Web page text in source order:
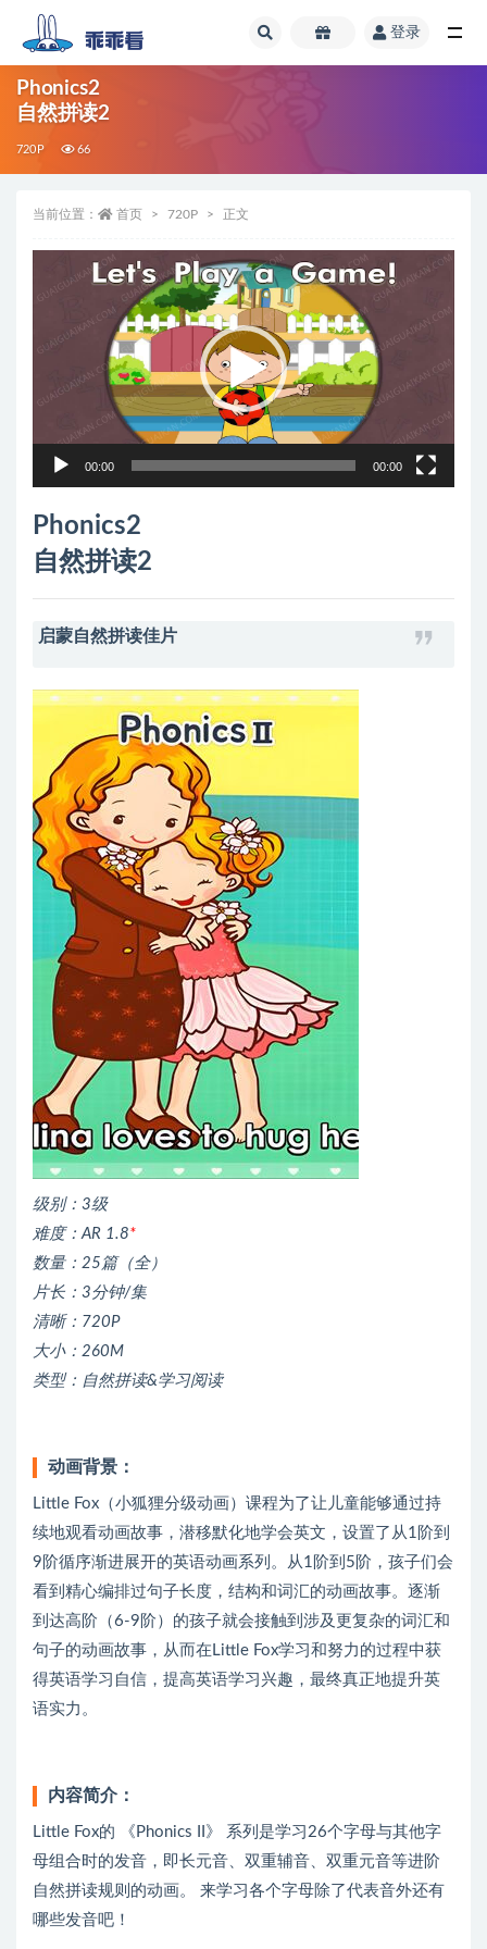
登录
Phonics2
自然拼读2
720P 66
当前位置： 首页 720P 正文
00:00 00:00
Phonics2
自然拼读2
启蒙自然拼读佳片
级别：3级
难度：AR 1.8*
数量：25篇（全）
片长：3分钟/集
清晰：720P
大小：260M
类型：自然拼读&学习阅读
动画背景：
Little Fox（小狐狸分级动画）课程为了让儿童能够通过持
续地观看动画故事，潜移默化地学会英文，设置了从1阶到
9阶循序渐进展开的英语动画系列。从1阶到5阶，孩子们会
看到精心编排过句子长度，结构和词汇的动画故事。逐渐
到达高阶（6-9阶）的孩子就会接触到涉及更复杂的词汇和
句子的动画故事，从而在Little Fox学习和努力的过程中获
得英语学习自信，提高英语学习兴趣，最终真正地提升英
语实力。
内容简介：
Little Fox的 《Phonics II》 系列是学习26个字母与其他字
母组合时的发音，即长元音、双重辅音、双重元音等进阶
自然拼读规则的动画。 来学习各个字母除了代表音外还有
哪些发音吧！